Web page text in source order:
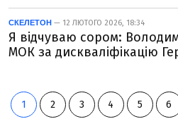
СКЕЛЕТОН — 12 ЛЮТОГО 2026, 18:34
Я відчуваю сором:
МОК за дискваліфікацію
1 2 3 4 5 6